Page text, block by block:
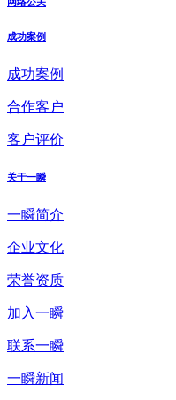
成功案例
成功案例
合作客户
客户评价
关于一瞬
一瞬简介
企业文化
荣誉资质
加入一瞬
联系一瞬
一瞬新闻